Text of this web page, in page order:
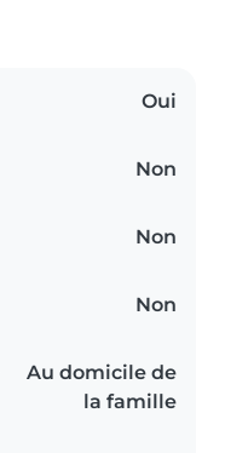
Oui
Non
Non
Non
Au domicile de
la famille